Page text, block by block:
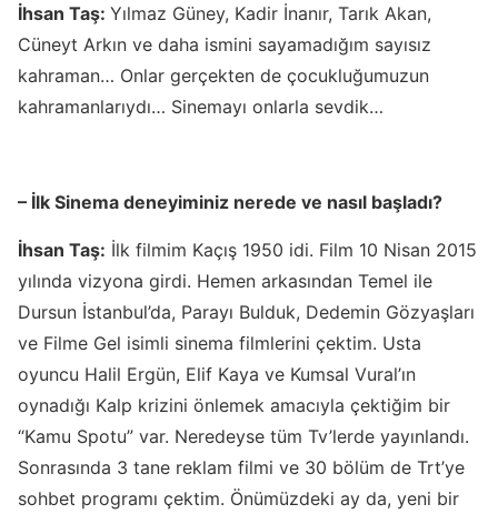
İhsan Taş: Yılmaz Güney, Kadir İnanır, Tarık Akan,
Cüneyt Arkın ve daha ismini sayamadığım sayısız
kahraman… Onlar gerçekten de çocukluğumuzun
kahramanlarıydı… Sinemayı onlarla sevdik…
– İlk Sinema deneyiminiz nerede ve nasıl başladı?
İhsan Taş: İlk filmim Kaçış 1950 idi. Film 10 Nisan 2015
yılında vizyona girdi. Hemen arkasından Temel ile
Dursun İstanbul’da, Parayı Bulduk, Dedemin Gözyaşları
ve Filme Gel isimli sinema filmlerini çektim. Usta
oyuncu Halil Ergün, Elif Kaya ve Kumsal Vural’ın
oynadığı Kalp krizini önlemek amacıyla çektiğim bir
“Kamu Spotu” var. Neredeyse tüm Tv’lerde yayınlandı.
Sonrasında 3 tane reklam filmi ve 30 bölüm de Trt’ye
sohbet programı çektim. Önümüzdeki ay da, yeni bir